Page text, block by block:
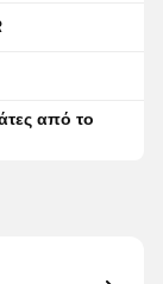
από το